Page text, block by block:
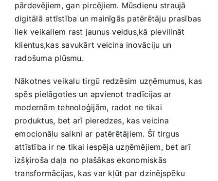
pārdevējiem, ‌gan pircējiem. Mūsdienu straujā
digitālā attīstība un mainīgās patērētāju prasības
liek veikaliem rast jaunus​ veidus,kā ​pievilināt
klientus,kas savukārt veicina inovāciju un
radošuma plūsmu.
Nākotnes veikalu tirgū redzēsim uzņēmumus, kas⁤
spēs pielāgoties un apvienot⁢ tradīcijas⁤ ar
modernām tehnoloģijām, radot ne tikai
produktus, bet arī pieredzes, kas veicina
⁣emocionālu saikni‍ ar ⁣patērētājiem. Šī tirgus
attīstība ir ne tikai iespēja uzņēmējiem, bet arī
izšķiroša daļa no plašākas ekonomiskās
transformācijas,⁣ kas var kļūt par dzinējspēku